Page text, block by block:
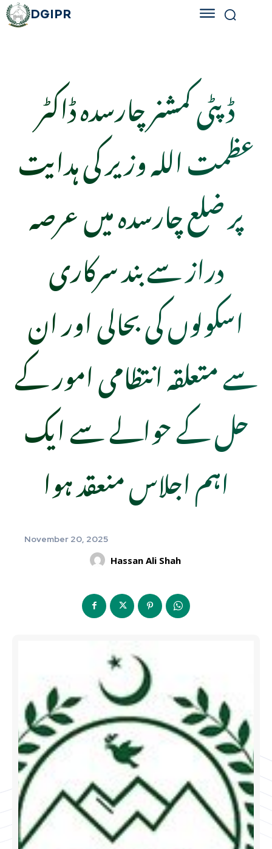
DGIPR
ڈپٹی کمشنر چارسدہ ڈاکٹر
عظمت اللہ وزیر کی ہدایت
پر ضلع چارسدہ میں عرصہ
دراز سے بند سرکاری
اسکولوں کی بحالی اور ان
سے متعلقہ انتظامی امور کے
حل کے حوالے سے ایک
اہم اجلاس منعقد ہوا
November 20, 2025
Hassan Ali Shah